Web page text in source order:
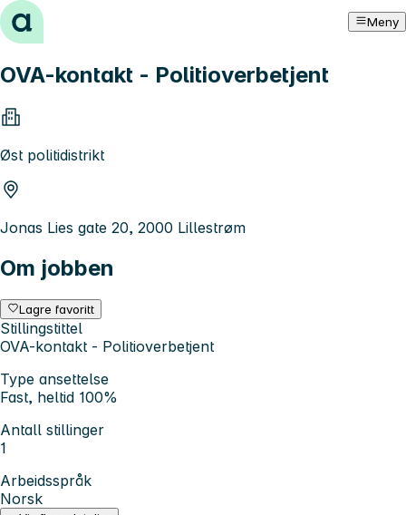
Hopp til innhold Meny
OVA-kontakt - Politioverbetjent
Øst politidistrikt
Jonas Lies gate 20, 2000 Lillestrøm
Om jobben
Lagre favoritt
Stillingstittel
OVA-kontakt - Politioverbetjent
Type ansettelse
Fast, heltid 100%
Antall stillinger
1
Arbeidsspråk
Norsk